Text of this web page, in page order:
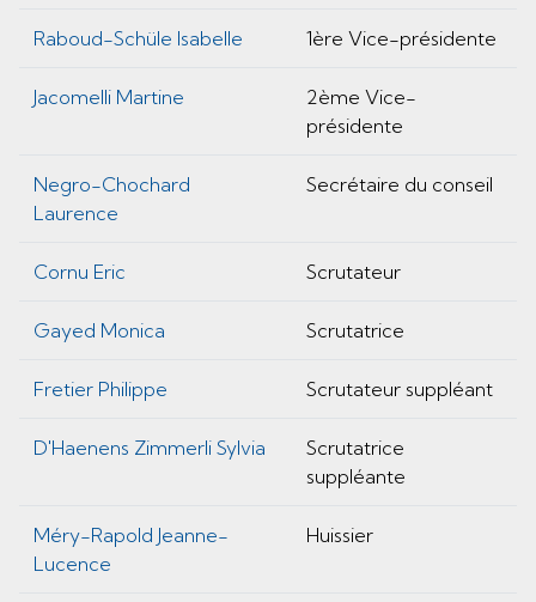
Raboud-Schüle Isabelle 1ère Vice-présidente
Jacomelli Martine
2ème Vice-
présidente
Negro-Chochard
Laurence
Secrétaire du conseil
Cornu Eric Scrutateur
Gayed Monica Scrutatrice
Fretier Philippe Scrutateur suppléant
D'Haenens Zimmerli Sylvia
Scrutatrice
suppléante
Méry-Rapold Jeanne-
Lucence
Huissier